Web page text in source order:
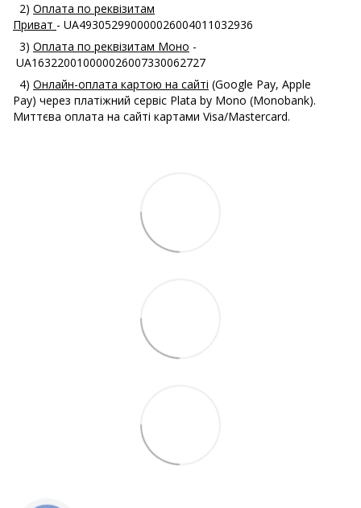
2) Оплата по реквізитам
Приват - UA493052990000026004011032936
3) Оплата по реквізитам Моно -
UA163220010000026007330062727
4) Онлайн-оплата картою на сайті (Google Pay, Apple
Pay) через платіжний сервіс Plata by Mono (Monobank).
Миттєва оплата на сайті картами Visa/Mastercard.